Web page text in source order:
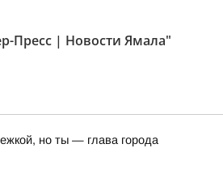
Пресс | Новости Ямала"
но ты — глава города